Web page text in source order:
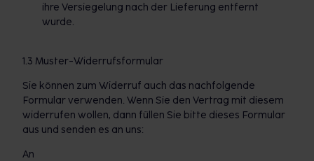
ihre Versiegelung nach der Lieferung entfernt
wurde.
1.3 Muster-Widerrufsformular
Sie können zum Widerruf auch das nachfolgende
Formular verwenden. Wenn Sie den Vertrag mit diesem
widerrufen wollen, dann füllen Sie bitte dieses Formular
aus und senden es an uns:
An